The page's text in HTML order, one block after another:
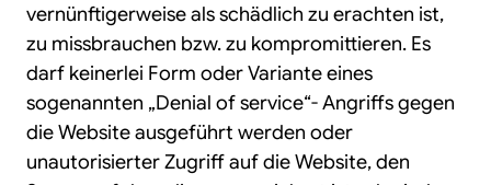
vernünftigerweise als schädlich zu erachten ist,
zu missbrauchen bzw. zu kompromittieren. Es
darf keinerlei Form oder Variante eines
sogenannten „Denial of service“- Angriffs gegen
die Website ausgeführt werden oder
unautorisierter Zugriff auf die Website, den